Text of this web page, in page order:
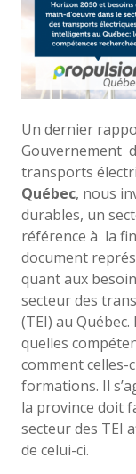
Un dernier
Gouvernement
transports
Québec, nous
durables, un
référence à la
document
quant aux
secteur des
(TEI) au
quelles
comment
formations. Il
la province doit
secteur des TEI
de celui-ci.